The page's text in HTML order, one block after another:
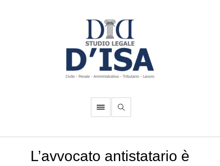
L’avvocato antistatario è